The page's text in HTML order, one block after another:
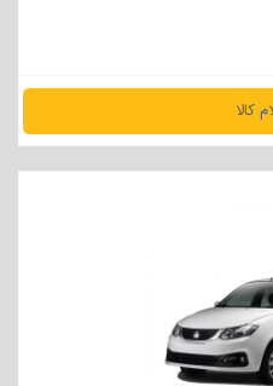
کالا
جزئیات